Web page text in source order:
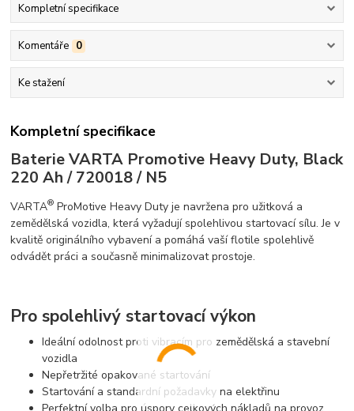
Kompletní specifikace
Komentáře 0
Ke stažení
Kompletní specifikace
Baterie VARTA Promotive Heavy Duty, Black
220 Ah / 720018 / N5
VARTA® ProMotive Heavy Duty je navržena pro užitková a
zemědělská vozidla, která vyžadují spolehlivou startovací sílu. Je v
kvalitě originálního vybavení a pomáhá vaší flotile spolehlivě
odvádět práci a současně minimalizovat prostoje.
Pro spolehlivý startovací výkon
Ideální odolnost proti vibracím pro zemědělská a stavební
vozidla
Nepřetržité opakované startování
Startování a standardní požadavky na elektřinu